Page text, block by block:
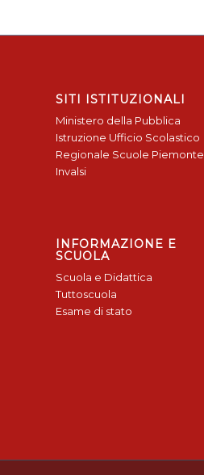
SITI ISTITUZIONALI
Ministero della Pubblica
Istruzione Ufficio Scolastico
Regionale Scuole Piemonte
Invalsi
INFORMAZIONE E
SCUOLA
Scuola e Didattica
Tuttoscuola
Esame di stato